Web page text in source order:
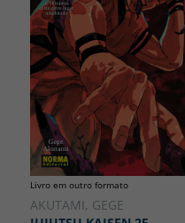
Livro em outro formato
AKUTAMI, GEGE